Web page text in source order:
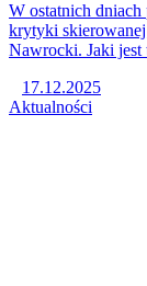
W ostatnich dniach
krytyki
Nawrocki. Jaki
17.12.2025
Aktualności